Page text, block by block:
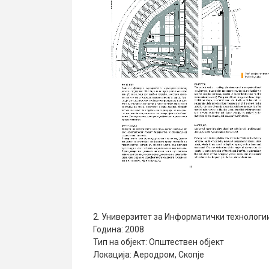
2. Универзитет за Информатички
Година: 2008
Тип на објект: Општествен објект
Локација: Аеродром, Скопје